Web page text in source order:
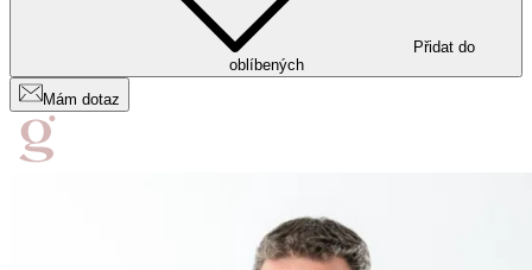
Přidat do
oblíbených
Mám dotaz